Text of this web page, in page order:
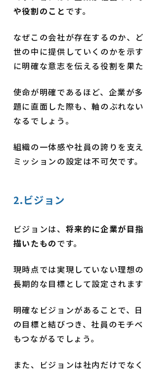
や役割のこと です。
なぜこの会社が存在するのか、
世の中に提供していくのかを示
に明確な意志を伝える役割を果た
使命が明確であるほど、企業が
題に直面した際も、軸のぶれな
なるでしょう。
組織の一体感や社員の誇りを支
ミッションの設定は不可欠です。
2.ビジョン
ビジョンは、 将来的に企業が目
描いたものです。
現時点では実現していない理想
長期的な目標として設定されます
明確なビジョンがあることで、
の目標と結びつき、社員のモチ
もつながるでしょう。
また、ビジョンは社内だけでな